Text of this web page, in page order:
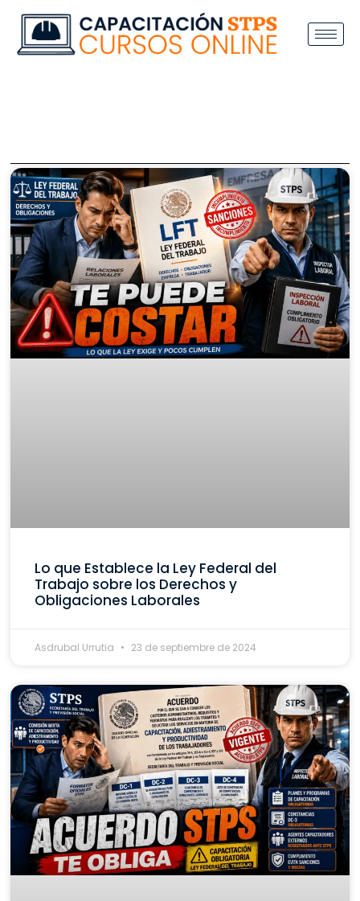
Lo que Establece la Ley Federal del
Trabajo sobre los Derechos y
Obligaciones Laborales
Asdrubal Urrutia 23 de septiembre de 2024